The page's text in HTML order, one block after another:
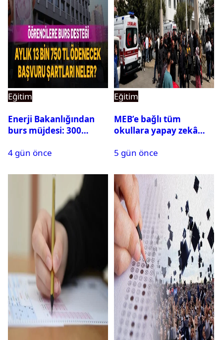
Eğitim
Enerji Bakanlığından
burs müjdesi: 300
500’e çıkarıldı
4 gün önce
Eğitim
MEB’e bağlı tüm
okullara yapay zekâ
sistemi geliyor
5 gün önce